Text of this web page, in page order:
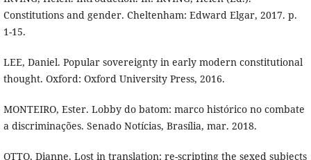
Constitutions and gender. Cheltenham: Edward Elgar, 2017. p.
1-15.
LEE, Daniel. Popular sovereignty in early modern constitutional
thought. Oxford: Oxford University Press, 2016.
MONTEIRO, Ester. Lobby do batom: marco histórico no combate
a discriminações. Senado Notícias, Brasília, mar. 2018.
OTTO, Dianne. Lost in translation: re-scripting the sexed subjects